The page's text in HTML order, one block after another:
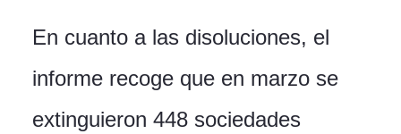
En cuanto a las disoluciones, el
informe recoge que en marzo se
extinguieron 448 sociedades